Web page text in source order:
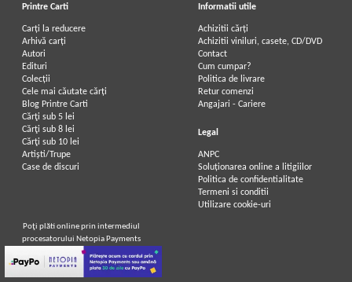
Printre Carti
Carți la reducere
Arhivă carți
Autori
Edituri
Colecții
Cele mai căutate cărți
Blog Printre Carti
Cărţi sub 5 lei
Cărţi sub 8 lei
Cărţi sub 10 lei
Artiști/Trupe
Case de discuri
Informatii utile
Achizitii cărți
Achizitii viniluri, casete, CD/DVD
Contact
Cum cumpar?
Politica de livrare
Retur comenzi
Angajari - Cariere
Legal
ANPC
Soluționarea online a litigiilor
Politica de confidentialitate
Termeni si conditii
Utilizare cookie-uri
Poţi plăti online prin intermediul
procesatorului Netopia Payments